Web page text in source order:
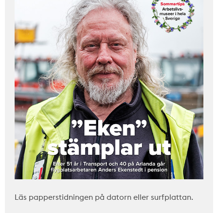
Läs papperstidningen på datorn eller surfplattan.